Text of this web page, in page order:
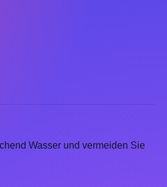
Wasser und vermeiden Sie